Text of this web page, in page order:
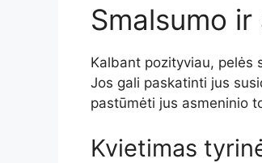
Smalsumo
Kalbant pozityviau, pelės
Jos gali paskatinti jus
pastūmėti jus asmeninio
Kvietimas